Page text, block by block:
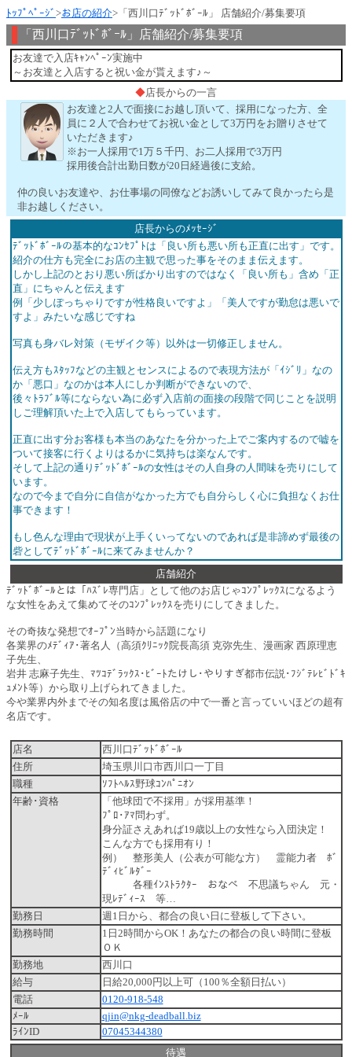
ﾄｯﾌﾟﾍﾟｰｼﾞ >お店の紹介>「西川口ﾃﾞｯﾄﾞﾎﾞｰﾙ」 店舗紹介/募集要項
「西川口ﾃﾞｯﾄﾞﾎﾞｰﾙ」店舗紹介/募集要項
お友達で入店ｷｬﾝﾍﾟｰﾝ実施中
～お友達と入店すると祝い金が貰えます♪～
◆店長からの一言
お友達と2人で面接にお越し頂いて、採用になった方、全
員に２人で合わせてお祝い金として3万円をお贈りさせて
いただきます♪
※お一人採用で1万５千円、お二人採用で3万円
採用後合計出勤日数が20日経過後に支給。
仲の良いお友達や、お仕事場の同僚などお誘いしてみて良かったら是
非お越しください。
店長からのﾒｯｾｰｼﾞ
ﾃﾞｯﾄﾞﾎﾞｰﾙの基本的なｺﾝｾﾌﾟﾄは「良い所も悪い所も正直に出す」です。
紹介の仕方も完全にお店の主観で思った事をそのまま伝えます。
しかし上記のとおり悪い所ばかり出すのではなく「良い所も」含め「正
直」にちゃんと伝えます
例「少しぽっちゃりですが性格良いですよ」「美人ですが勤怠は悪いで
すよ」みたいな感じですね
写真も身バレ対策（モザイク等）以外は一切修正しません。
伝え方もｽﾀｯﾌなどの主観とセンスによるので表現方法が「ｲｼﾞﾘ」なの
か「悪口」なのかは本人にしか判断ができないので、
後々ﾄﾗﾌﾞﾙ等にならない為に必ず入店前の面接の段階で同じことを説明
しご理解頂いた上で入店してもらっています。
正直に出す分お客様も本当のあなたを分かった上でご案内するので嘘を
ついて接客に行くよりはるかに気持ちは楽なんです。
そして上記の通りﾃﾞｯﾄﾞﾎﾞｰﾙの女性はその人自身の人間味を売りにして
います。
なので今まで自分に自信がなかった方でも自分らしく心に負担なくお仕
事できます！
もし色んな理由で現状が上手くいってないのであれば是非諦めず最後の
砦としてﾃﾞｯﾄﾞﾎﾞｰﾙに来てみませんか？
店舗紹介
ﾃﾞｯﾄﾞﾎﾞｰﾙとは「ﾊｽﾞﾚ専門店」として他のお店じゃｺﾝﾌﾟﾚｯｸｽになるよう
な女性をあえて集めてそのｺﾝﾌﾟﾚｯｸｽを売りにしてきました。
その奇抜な発想でｵｰﾌﾟﾝ当時から話題になり
各業界のﾒﾃﾞｨｱ･著名人（高須ｸﾘﾆｯｸ院長高須 克弥先生、漫画家 西原理恵
子先生、
岩井 志麻子先生、ﾏﾂｺﾃﾞﾗｯｸｽ･ﾋﾞｰﾄたけし･やりすぎ都市伝説･ﾌｼﾞﾃﾚﾋﾞﾄﾞｷ
ｭﾒﾝﾄ等）から取り上げられてきました。
今や業界内外までその知名度は風俗店の中で一番と言っていいほどの超有
名店です。
店名
西川口ﾃﾞｯﾄﾞﾎﾞｰﾙ
住所
埼玉県川口市西川口一丁目
職種
ｿﾌﾄﾍﾙｽ野球ｺﾝﾊﾟﾆｵﾝ
年齢･資格
「他球団で不採用」が採用基準！
ﾌﾟﾛ･ｱﾏ問わず。
身分証さえあれば19歳以上の女性なら入団決定！
こんな方でも採用有り！
例） 整形美人（公表が可能な方） 霊能力者 ﾎﾞ
ﾃﾞｨﾋﾞﾙﾀﾞｰ
各種ｲﾝｽﾄﾗｸﾀｰ おなべ 不思議ちゃん 元・
現ﾚﾃﾞｨｰｽ 等…
勤務日
週1日から、都合の良い日に登板して下さい。
勤務時間
1日2時間からOK！あなたの都合の良い時間に登板
ＯＫ
勤務地
西川口
給与
日給20,000円以上可（100％全額日払い）
電話
0120-918-548
ﾒｰﾙ
qjin@nkg-deadball.biz
ﾗｲﾝID
07045344380
待遇